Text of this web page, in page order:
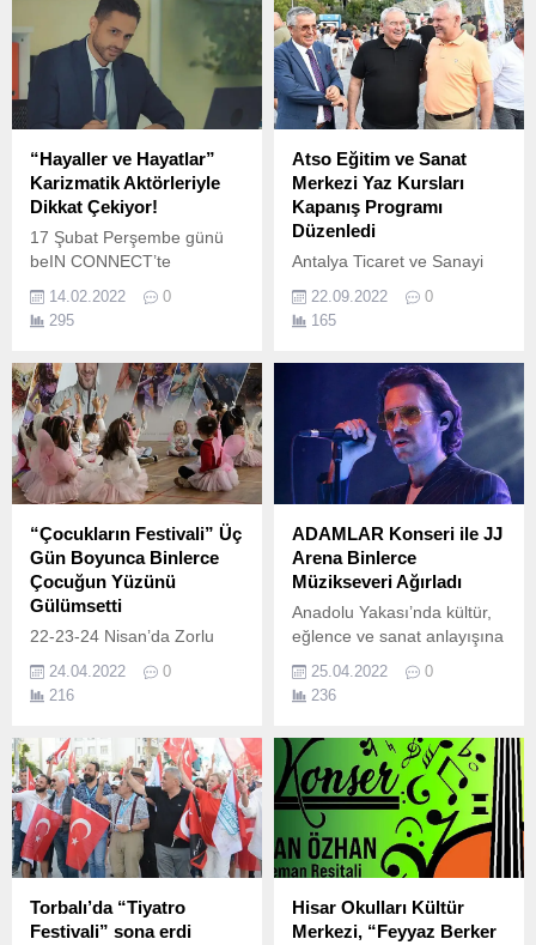
“Hayaller ve Hayatlar”
Karizmatik Aktörleriyle
Dikkat Çekiyor!
17 Şubat Perşembe günü
beIN CONNECT’te
hazırlanan beIN
ORIGINALS dizisi “Hayaller
oyuncuları Yusuf Çim,
Serkay Tütüncü ve Ekin
Mert Daymaz hayat
verdikleri karakterlerle çok
konuşulacak.
14.02.2022
0
295
Atso Eğitim ve Sanat
Merkezi Yaz Kursları
Kapanış Programı
Düzenledi
Antalya Ticaret ve Sanayi
Sanat Merkezi’nde yaz
kursları DÖNEM SONU
düzenlendi.
22.09.2022
0
165
“Çocukların Festivali” Üç
Gün Boyunca Binlerce
Çocuğun Yüzünü
Gülümsetti
22-23-24 Nisan’da Zorlu
öğretici pek çok etkinlikle
dokunan ve yüzlerinde
“Çocukların Festivali”, son
buldu.
24.04.2022
0
216
ADAMLAR Konseri ile JJ
Arena Binlerce
Müzikseveri Ağırladı
Anadolu Yakası’nda kültür,
eğlence ve sanat anlayışına
Arena” Adamlar konserine
ev sahipliği yaptı.
25.04.2022
0
236
Torbalı’da “Tiyatro
Festivali” sona erdi
Hisar Okulları Kültür
Merkezi, “Feyyaz Berker